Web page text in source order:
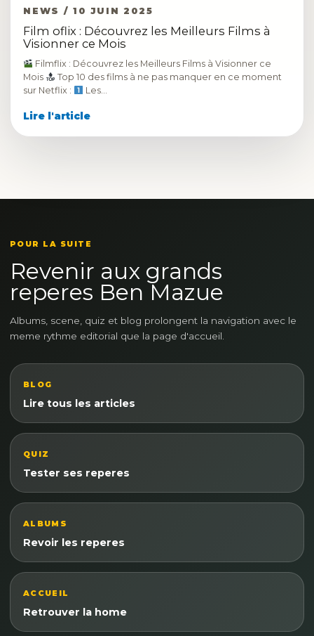
NEWS / 10 JUIN 2025
Film oflix : Découvrez les Meilleurs Films à
Visionner ce Mois
Filmflix : Découvrez les Meilleurs Films à Visionner ce
Mois
Top 10 des films à ne pas manquer en ce moment
sur Netflix :
Les…
Lire l'article
POUR LA SUITE
Revenir aux grands
reperes Ben Mazue
Albums, scene, quiz et blog prolongent la navigation avec le
meme rythme editorial que la page d'accueil.
BLOG
Lire tous les articles
QUIZ
Tester ses reperes
ALBUMS
Revoir les reperes
ACCUEIL
Retrouver la home